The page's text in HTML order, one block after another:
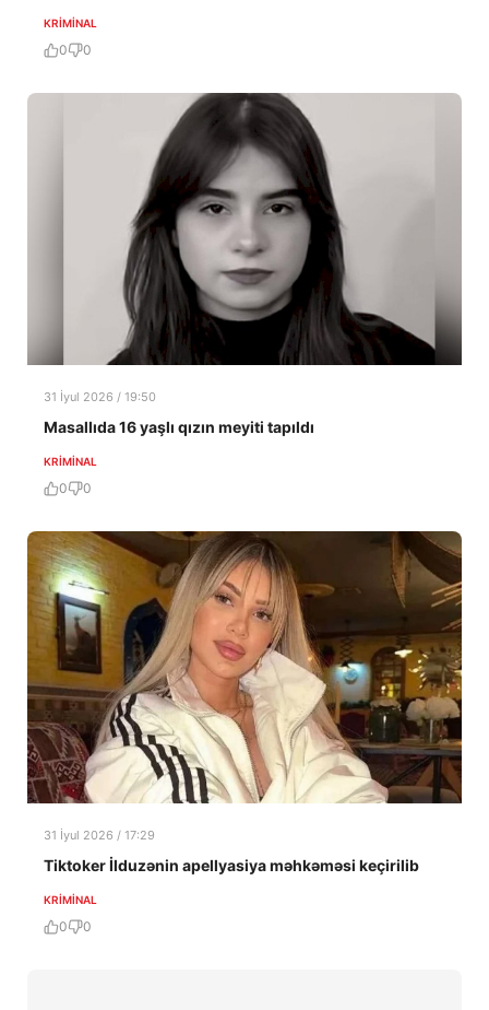
KRIMINAL
0 0
31 İyul 2026 / 19:50
Masallıda 16 yaşlı qızın meyiti tapıldı
KRIMINAL
0 0
31 İyul 2026 / 17:29
Tiktoker İlduzənin apellyasiya məhkəməsi keçirilib
KRIMINAL
0 0